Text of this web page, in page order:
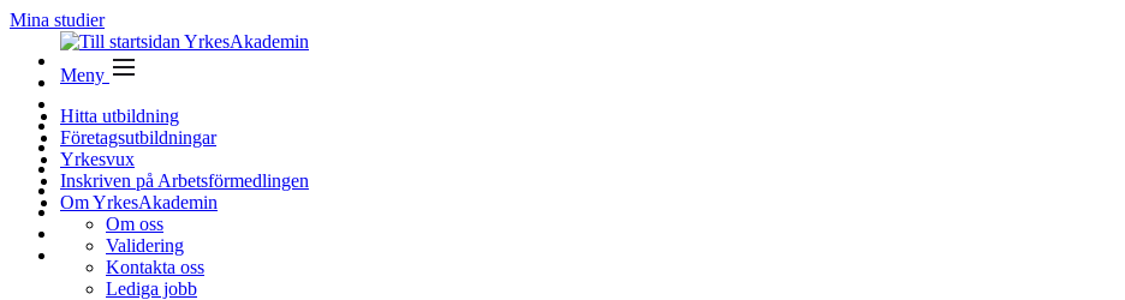
Mina studier
Meny
Hitta utbildning
Företagsutbildningar
Yrkesvux
Inskriven på Arbetsförmedlingen
Om YrkesAkademin
Om oss
Validering
Kontakta oss
Lediga jobb